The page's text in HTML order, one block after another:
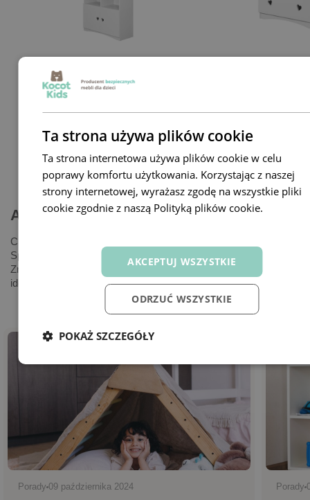
Regał Julia
739,00 zł 779,00 zł
Aktualności
Chcesz stworzyć bezpieczny i inspirujący pokój dla dziecka?
Sprawdź nasze porady, inspiracje i praktyczne rozwiązania.
Znajdziesz tu wszystko, czego potrzebujesz, by urządzić
idealną przestrzeń dla swojej pociechy.
Porady 09 października 2024 Porady
Ta strona używa plików cookie
Ta strona internetowa używa plików cookie w celu
poprawy komfortu użytkowania. Korzystając z naszej
strony internetowej, wyrażasz zgodę na wszystkie pliki
cookie zgodnie z naszą Polityką plików cookie.
AKCEPTUJ WSZYSTKIE
ODRZUĆ WSZYSTKIE
POKAŻ SZCZEGÓŁY